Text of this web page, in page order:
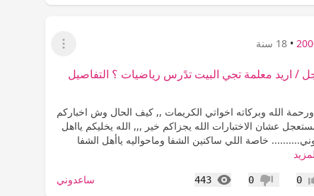
• 18 سنة
عرض القائمة
اريد معلمة تجي البيت تدًرس رياضيات ؟ التفاصيل
الله وبركاته اخواتي الكريمات ,, كيف الحال وش اخباركم
عشان الاختبارات الله يجزاكم خير ,,, الله يخليكم يااهل
خاصة اللي ساكنين الشفا وماحواليه ياأهل الشفا
0 عدم إعجاب
0
443
المشاهدات ساعدوني